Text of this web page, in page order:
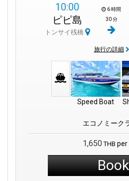
10:00
ピピ島
トンサイ桟橋
6 時間
30 分
旅行の詳細
Speed Boat
エコノミーク
1,650 THB per
Book